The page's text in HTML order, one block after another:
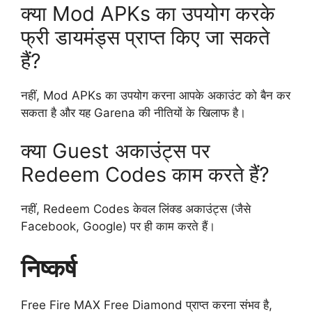
क्या Mod APKs का उपयोग करके
फ्री डायमंड्स प्राप्त किए जा सकते
हैं?
नहीं, Mod APKs का उपयोग करना आपके अकाउंट को बैन कर
सकता है और यह Garena की नीतियों के खिलाफ है।
क्या Guest अकाउंट्स पर
Redeem Codes काम करते हैं?
नहीं, Redeem Codes केवल लिंक्ड अकाउंट्स (जैसे
Facebook, Google) पर ही काम करते हैं।
निष्कर्ष
Free Fire MAX Free Diamond प्राप्त करना संभव है,